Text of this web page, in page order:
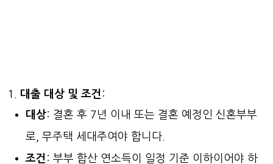
대출 대상 및 조건 :
대상: 결혼 후 7년 이내 또는 결혼 예정인 신혼부부
로, 무주택 세대주여야 합니다.
조건 : 부부 합산 연소득이 일정 기준 이하이어야 하